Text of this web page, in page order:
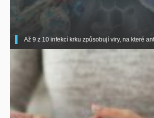
Až 9 z 10 infekcí krku způsobují viry, na které